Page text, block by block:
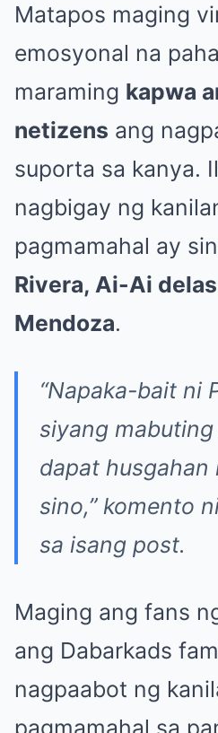
Matapos maging
emosyonal na
maraming kapwa
netizens ang
suporta sa kanya.
nagbigay ng
pagmamahal ay
Rivera, Ai-Ai
Mendoza.
“Napaka-bait ni
siyang
dapat husgahan
sino,”komento
sa isang post.
Maging ang fans
ang Dabarkads
nagpaabot ng